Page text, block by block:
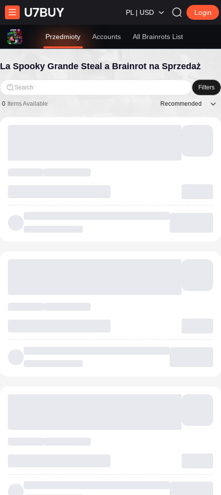
PL | USD Login
Przedmioty Accounts All Brainrots List
La Spooky Grande Steal a Brainrot na Sprzedaż
Search Filters
0 Items Available Recommended